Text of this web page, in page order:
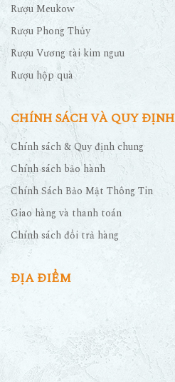
Rượu Meukow
Rượu Phong Thủy
Rượu Vương tài kim ngưu
Rượu hộp quà
CHÍNH SÁCH VÀ QUY ĐỊNH
Chính sách & Quy định chung
Chính sách bảo hành
Chính Sách Bảo Mật Thông Tin
Giao hàng và thanh toán
Chính sách đổi trả hàng
ĐỊA ĐIỂM